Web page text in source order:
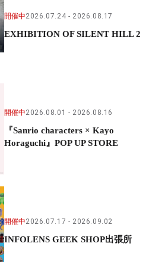
開催中2026.07.24 2026.08.17
EXHIBITION OF SILENT HILL 2
開催中2026.08.01 2026.08.16
『Sanrio characters × Kayo
Horaguchi』POP UP STORE
開催中2026.07.17 2026.09.02
INFOLENS GEEK SHOP出張所